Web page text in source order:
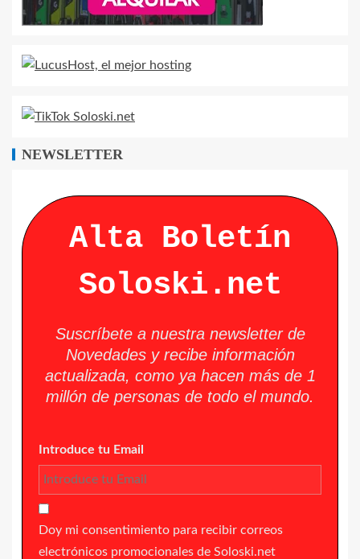
NEWSLETTER
Alta Boletín
Soloski.net
Suscríbete a nuestra newsletter de
Novedades y recibe información
actualizada, como ya hacen más de 1
millón de personas de todo el mundo.
Introduce tu Email
Doy mi consentimiento para recibir correos
electrónicos promocionales de Soloski.net